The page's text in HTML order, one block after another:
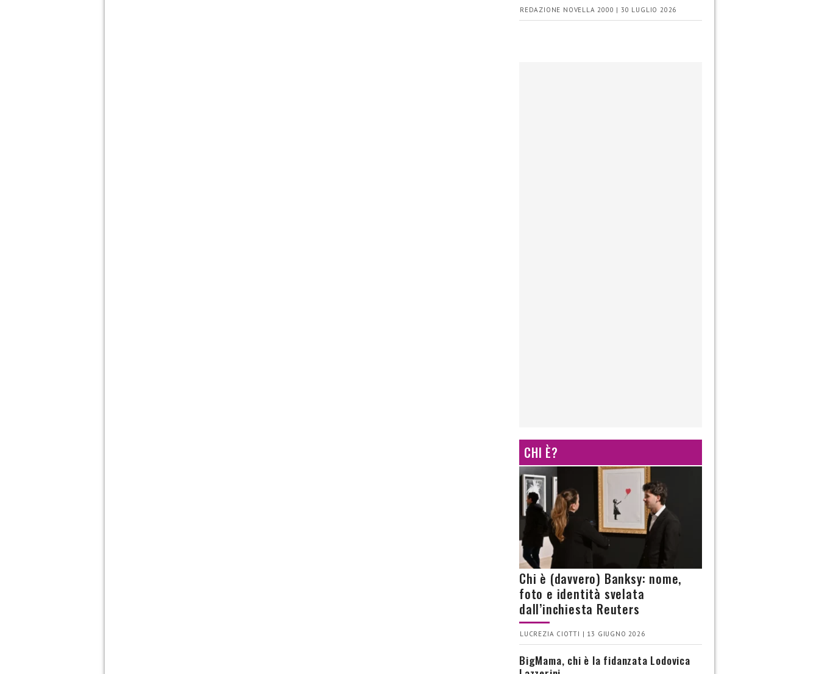
REDAZIONE NOVELLA 2000 | 30 LUGLIO 2026
CHI È?
Chi è (davvero) Banksy: nome,
foto e identità svelata
dall’inchiesta Reuters
LUCREZIA CIOTTI | 13 GIUGNO 2026
BigMama, chi è la fidanzata Lodovica